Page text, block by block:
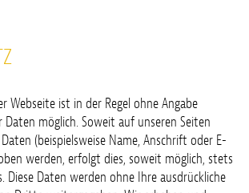
Webseite ist in der Regel ohne Angabe
Daten möglich. Soweit auf unseren Seiten
(beispielsweise Name, Anschrift oder E-
werden, erfolgt dies, soweit möglich, stets
Diese Daten werden ohne Ihre ausdrückliche